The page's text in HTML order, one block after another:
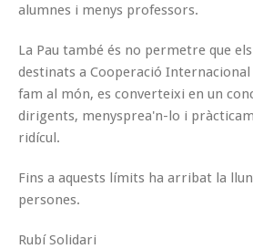
alumnes i menys professors.
La Pau també és no permetre que
destinats a Cooperació
fam al món, es converteixi en un
dirigents, menysprea'n-lo i
ridícul.
Fins a aquests límits ha arribat la
persones.
Rubí Solidari